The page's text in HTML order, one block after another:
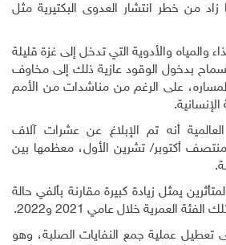
من خطر انتشار العدوى البكتيرية مثل
والمياه والأدوية التي تدخل إلى غزة قليلة
بدخول الوقود عازية ذلك إلى مخاوف
على الرغم من مناشدات من الأمم
أنه تم الإبلاغ عن عشرات آلاف
منتصف أكتوبر/ تشرين الأول، معظمها بين
يمثل زيادة كبيرة مقارنة بألفي حالة
العمرية خلال عامي 2021 و2022.
تعطيل عملية جمع النفايات الصلبة، وهو